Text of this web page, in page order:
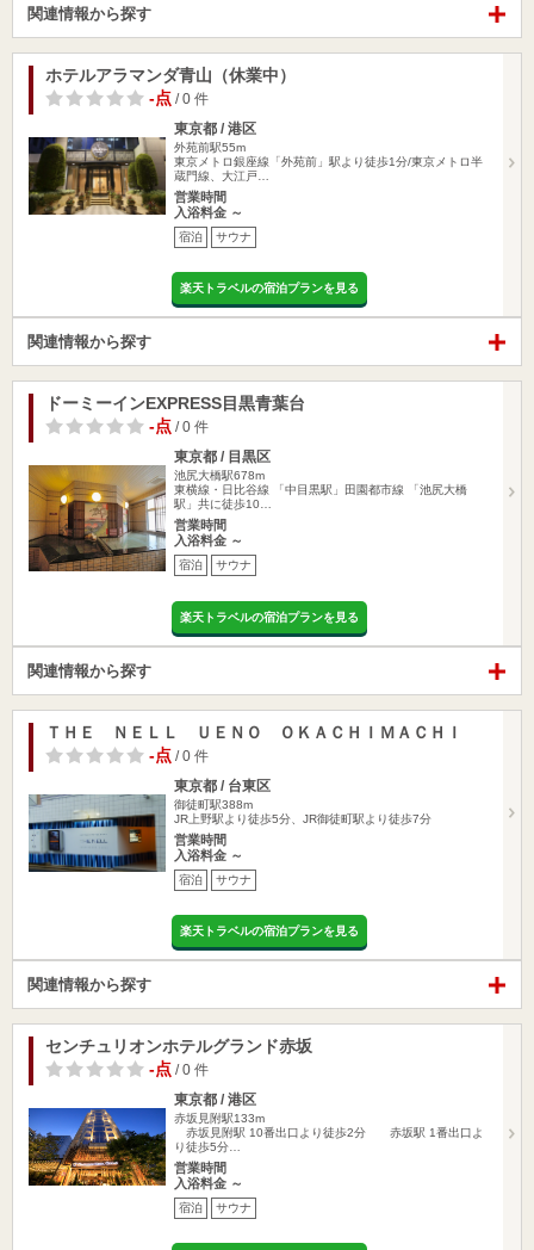
関連情報から探す
ホテルアラマンダ青山（休業中）
-点 / 0 件
東京都 / 港区
外苑前駅55m
東京メトロ銀座線「外苑前」駅より徒歩1分/東京メトロ半
蔵門線、大江戸…
営業時間
入浴料金 ～
宿泊 サウナ
楽天トラベルの宿泊プランを見る
関連情報から探す
ドーミーインEXPRESS目黒青葉台
-点 / 0 件
東京都 / 目黒区
池尻大橋駅678m
東横線・日比谷線 「中目黒駅」田園都市線 「池尻大橋
駅」共に徒歩10…
営業時間
入浴料金 ～
宿泊 サウナ
楽天トラベルの宿泊プランを見る
関連情報から探す
ＴＨＥ ＮＥＬＬ ＵＥＮＯ ＯＫＡＣＨＩＭＡＣＨＩ
-点 / 0 件
東京都 / 台東区
御徒町駅388m
JR上野駅より徒歩5分、JR御徒町駅より徒歩7分
営業時間
入浴料金 ～
宿泊 サウナ
楽天トラベルの宿泊プランを見る
関連情報から探す
センチュリオンホテルグランド赤坂
-点 / 0 件
東京都 / 港区
赤坂見附駅133m
赤坂見附駅 10番出口より徒歩2分 赤坂駅 1番出口よ
り徒歩5分…
営業時間
入浴料金 ～
宿泊 サウナ